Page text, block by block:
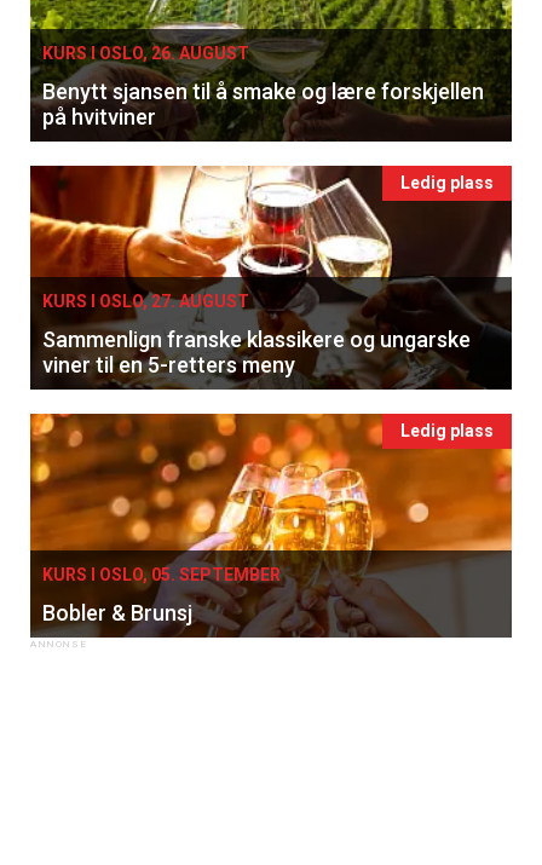
KURS I OSLO, 26. AUGUST
Benytt sjansen til å smake og lære forskjellen
på hvitviner
Ledig plass
KURS I OSLO, 27. AUGUST
Sammenlign franske klassikere og ungarske
viner til en 5-retters meny
Ledig plass
KURS I OSLO, 05. SEPTEMBER
Bobler & Brunsj